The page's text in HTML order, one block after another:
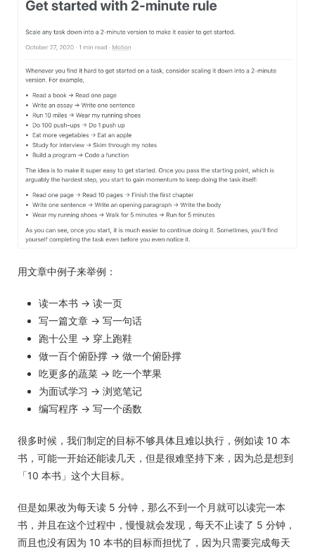
用文章中例子来举例：
读一本书 → 读一页
写一篇文章 → 写一句话
跑十公里 → 穿上跑鞋
做一百个俯卧撑 → 做一个俯卧撑
吃更多的蔬菜 → 吃一个苹果
为面试学习 → 浏览笔记
编写程序 → 写一个函数
很多时候，我们制定的目标不够具体且难以执行，例如读 10 本
书，可能一开始还能读几天，但是很难坚持下来，因为总是想到
「10 本书」这个大目标。
但是如果改为每天读 5 分钟，那么不到一个月就可以读完一本
书，并且在这个过程中，慢慢就会发现，每天不止读了 5 分钟，
而且也没有因为 10 本书的目标而担忧了，因为只需要完成每天